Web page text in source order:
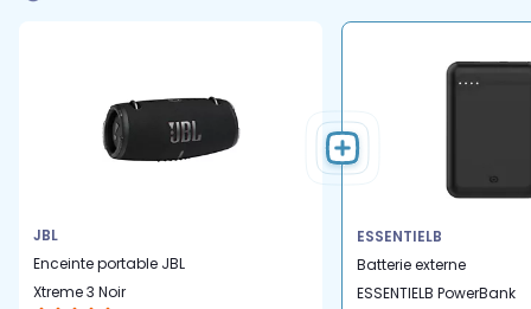
JBL
Enceinte portable JBL
Xtreme 3 Noir
ESSENTIELB
Batterie externe
ESSENTIELB PowerBank